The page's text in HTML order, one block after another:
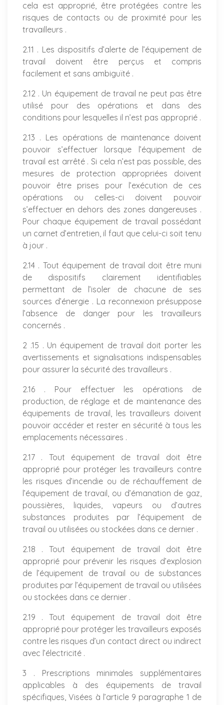
cela est approprié, être protégées contre les
risques de contacts ou de proximité pour les
travailleurs .
2.11 . Les dispositifs d’alerte de l’équipement de
travail doivent être perçus et compris
facilement et sans ambiguïté .
2.12 . Un équipement de travail ne peut pas être
utilisé pour des opérations et dans des
conditions pour lesquelles il n’est pas approprié .
2.13 . Les opérations de maintenance doivent
pouvoir s’effectuer lorsque l’équipement de
travail est arrêté . Si cela n’est pas possible, des
mesures de protection appropriées doivent
pouvoir être prises pour l’exécution de ces
opérations ou celles-ci doivent pouvoir
s’effectuer en dehors des zones dangereuses .
Pour chaque équipement de travail possédant
un carnet d’entretien, il faut que celui-ci soit tenu
à jour .
2.14 . Tout équipement de travail doit être muni
de dispositifs clairement identifiables
permettant de l’isoler de chacune de ses
sources d’énergie . La reconnexion présuppose
l’absence de danger pour les travailleurs
concernés .
2 .15 . Un équipement de travail doit porter les
avertissements et signalisations indispensables
pour assurer la sécurité des travailleurs .
2.16 . Pour effectuer les opérations de
production, de réglage et de maintenance des
équipements de travail, les travailleurs doivent
pouvoir accéder et rester en sécurité à tous les
emplacements nécessaires .
2.17 . Tout équipement de travail doit être
approprié pour protéger les travailleurs contre
les risques d’incendie ou de réchauffement de
l’équipement de travail, ou d’émanation de gaz,
poussières, liquides, vapeurs ou d’autres
substances produites par l’équipement de
travail ou utilisées ou stockées dans ce dernier .
2.18 . Tout équipement de travail doit être
approprié pour prévenir les risques d’explosion
de l’équipement de travail ou de substances
produites par l’équipement de travail ou utilisées
ou stockées dans ce dernier .
2.19 . Tout équipement de travail doit être
approprié pour protéger les travailleurs exposés
contre les risques d’un contact direct ou indirect
avec l’électricité .
3 . Prescriptions minimales supplémentaires
applicables à des équipements de travail
spécifiques, Visées à l’article 9 paragraphe 1 de